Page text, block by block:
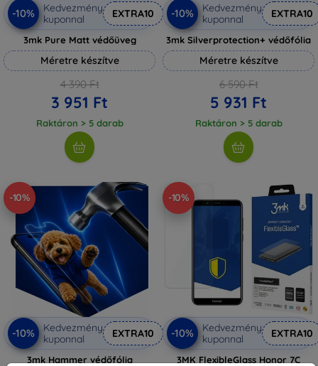
-10%
Kedvezmény
kuponnal
EXTRA10
3mk Pure Matt védőüveg
Méretre készítve
4 390 Ft
3 951 Ft
Raktáron > 5 darab
-10%
Kedvezmény
kuponnal
EXTRA10
3mk Silverprotection+ védőfólia
Méretre készítve
6 590 Ft
5 931 Ft
Raktáron > 5 darab
-10%
-10%
Kedvezmény
kuponnal
EXTRA10
3mk Hammer védőfólia
-10%
-10%
Kedvezmény
kuponnal
EXTRA10
3MK FlexibleGlass Honor 7C